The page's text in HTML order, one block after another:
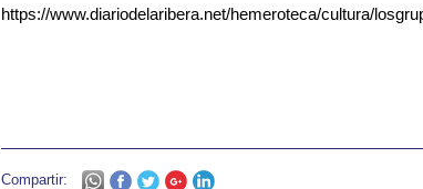
https://www.diariodelaribera.net/hemeroteca/cultura/
Compartir: